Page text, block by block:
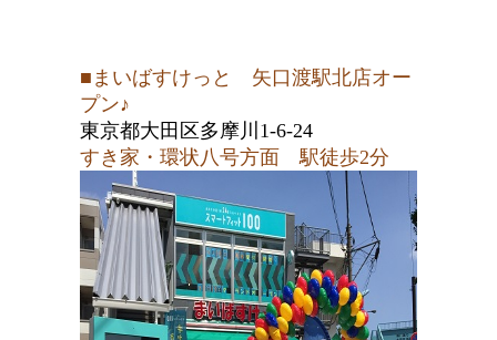
■まいばすけっと 矢口渡駅北店オー
プン♪
東京都大田区多摩川1-6-24
すき家・環状八号方面 駅徒歩2分